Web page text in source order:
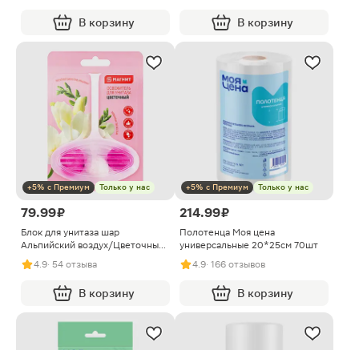
В корзину В корзину
+5% с Премиум Только у нас
79.99 ₽
Блок для унитаза шар
Альпийский воздух/Цветочный/
Лимон и мята Магнит 40г в
ассортименте
4.9· 54 отзыва
В корзину
+5% с Премиум Только у нас
214.99 ₽
Полотенца Моя цена
универсальные 20*25см 70шт
4.9· 166 отзывов
В корзину